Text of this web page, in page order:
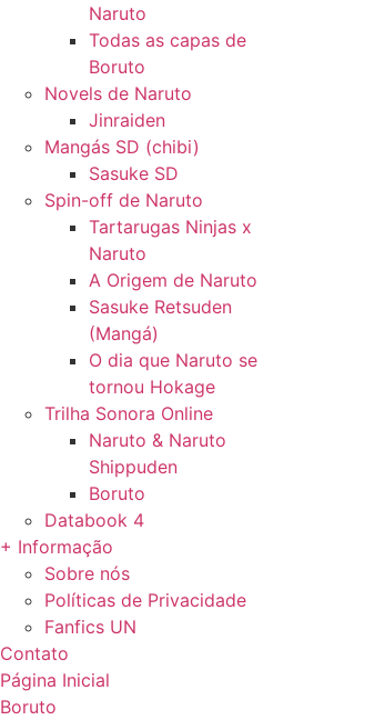
Naruto
Todas as capas de
Boruto
Novels de Naruto
Jinraiden
Mangás SD (chibi)
Sasuke SD
Spin-off de Naruto
Tartarugas Ninjas x
Naruto
A Origem de Naruto
Sasuke Retsuden
(Mangá)
O dia que Naruto se
tornou Hokage
Trilha Sonora Online
Naruto & Naruto
Shippuden
Boruto
Databook 4
+ Informação
Sobre nós
Políticas de Privacidade
Fanfics UN
Contato
Página Inicial
Boruto